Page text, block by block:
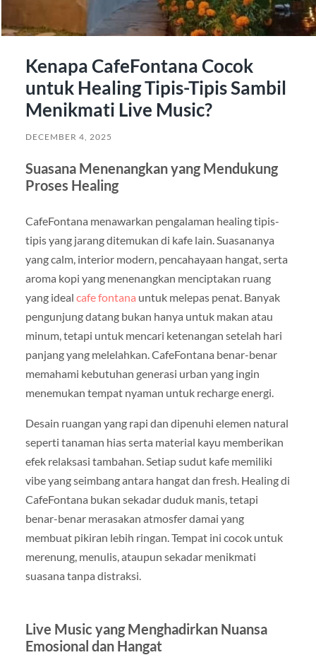
Kenapa CafeFontana Cocok
untuk Healing Tipis-Tipis Sambil
Menikmati Live Music?
DECEMBER 4, 2025
Suasana Menenangkan yang Mendukung
Proses Healing
CafeFontana menawarkan pengalaman healing tipis-
tipis yang jarang ditemukan di kafe lain. Suasananya
yang calm, interior modern, pencahayaan hangat, serta
aroma kopi yang menenangkan menciptakan ruang
yang ideal cafe fontana untuk melepas penat. Banyak
pengunjung datang bukan hanya untuk makan atau
minum, tetapi untuk mencari ketenangan setelah hari
panjang yang melelahkan. CafeFontana benar-benar
memahami kebutuhan generasi urban yang ingin
menemukan tempat nyaman untuk recharge energi.
Desain ruangan yang rapi dan dipenuhi elemen natural
seperti tanaman hias serta material kayu memberikan
efek relaksasi tambahan. Setiap sudut kafe memiliki
vibe yang seimbang antara hangat dan fresh. Healing di
CafeFontana bukan sekadar duduk manis, tetapi
benar-benar merasakan atmosfer damai yang
membuat pikiran lebih ringan. Tempat ini cocok untuk
merenung, menulis, ataupun sekadar menikmati
suasana tanpa distraksi.
Live Music yang Menghadirkan Nuansa
Emosional dan Hangat